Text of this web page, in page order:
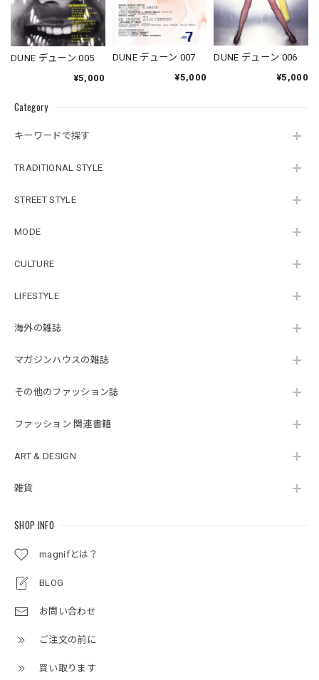
Category
キーワードで探す
TRADITIONAL STYLE
STREET STYLE
MODE
CULTURE
LIFESTYLE
海外の雑誌
マガジンハウスの雑誌
その他のファッション誌
ファッション 関連書籍
ART & DESIGN
雑貨
SHOP INFO
magnifとは？
BLOG
お問い合わせ
ご注文の前に
買い取ります
DUNE デューン 005
¥5,000
DUNE デューン 007
¥5,000
DUNE デューン 006
¥5,000